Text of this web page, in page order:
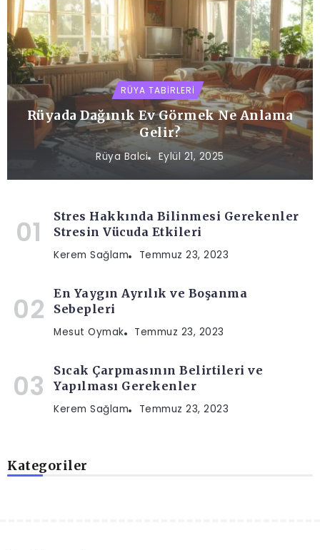
RÜYA TABIRLERI
Rüyada Dağınık Ev Görmek Ne Anlama
Gelir?
Rüya Balci Eylül 21, 2025
Stres Hakkında Bilinmesi Gerekenler
Stresin Vücuda Etkileri
Kerem Sağlam Temmuz 23, 2023
En Yaygın Ayrılık ve Boşanma
Sebepleri
Mesut Oymak Temmuz 23, 2023
Sıcak Çarpmasının Belirtileri ve
Yapılması Gerekenler
Kerem Sağlam Temmuz 23, 2023
Kategoriler